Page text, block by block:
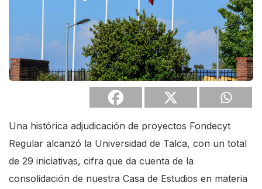
Una histórica adjudicación de proyectos Fondecyt
Regular alcanzó la Universidad de Talca, con un total
de 29 iniciativas, cifra que da cuenta de la
consolidación de nuestra Casa de Estudios en materia